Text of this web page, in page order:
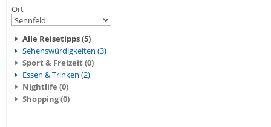
Ort
Alle Reisetipps (5)
Sehenswürdigkeiten (3)
Sport & Freizeit (0)
Essen & Trinken (2)
Nightlife (0)
Shopping (0)